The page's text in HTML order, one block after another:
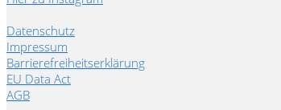
Datenschutz
Impressum
Barrierefreiheitserklärung
EU Data Act
AGB